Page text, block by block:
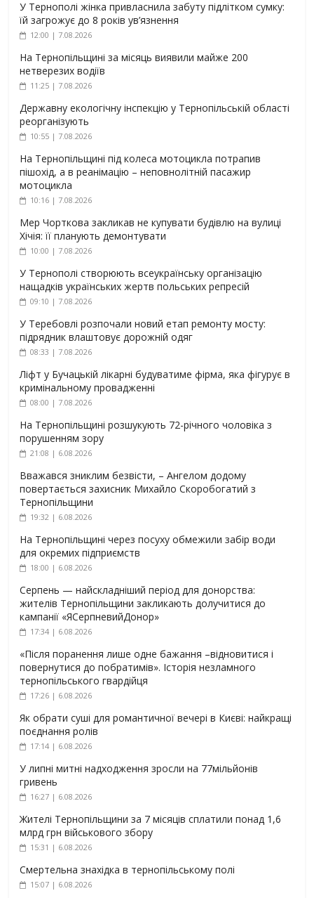
У Тернополі жінка привласнила забуту підлітком сумку:
їй загрожує до 8 років ув’язнення
12:00 | 7.08.2026
На Тернопільщині за місяць виявили майже 200
нетверезих водіїв
11:25 | 7.08.2026
Державну екологічну інспекцію у Тернопільській області
реорганізують
10:55 | 7.08.2026
На Тернопільщині під колеса мотоцикла потрапив
пішохід, а в реанімацію – неповнолітній пасажир
мотоцикла
10:16 | 7.08.2026
Мер Чорткова закликав не купувати будівлю на вулиці
Хічія: її планують демонтувати
10:00 | 7.08.2026
У Тернополі створюють всеукраїнську організацію
нащадків українських жертв польських репресій
09:10 | 7.08.2026
У Теребовлі розпочали новий етап ремонту мосту:
підрядник влаштовує дорожній одяг
08:33 | 7.08.2026
Ліфт у Бучацькій лікарні будуватиме фірма, яка фігурує в
кримінальному провадженні
08:00 | 7.08.2026
На Тернопільщині розшукують 72-річного чоловіка з
порушенням зору
21:08 | 6.08.2026
Вважався зниклим безвісти, – Ангелом додому
повертається захисник Михайло Скоробогатий з
Тернопільщини
19:32 | 6.08.2026
На Тернопільщині через посуху обмежили забір води
для окремих підприємств
18:00 | 6.08.2026
Серпень — найскладніший період для донорства:
жителів Тернопільщини закликають долучитися до
кампанії «ЯСерпневийДонор»
17:34 | 6.08.2026
«Після поранення лише одне бажання –відновитися і
повернутися до побратимів». Історія незламного
тернопільського гвардійця
17:26 | 6.08.2026
Як обрати суші для романтичної вечері в Києві: найкращі
поєднання ролів
17:14 | 6.08.2026
У липні митні надходження зросли на 77мільйонів
гривень
16:27 | 6.08.2026
Жителі Тернопільщини за 7 місяців сплатили понад 1,6
млрд грн військового збору
15:31 | 6.08.2026
Смертельна знахідка в тернопільському полі
15:07 | 6.08.2026